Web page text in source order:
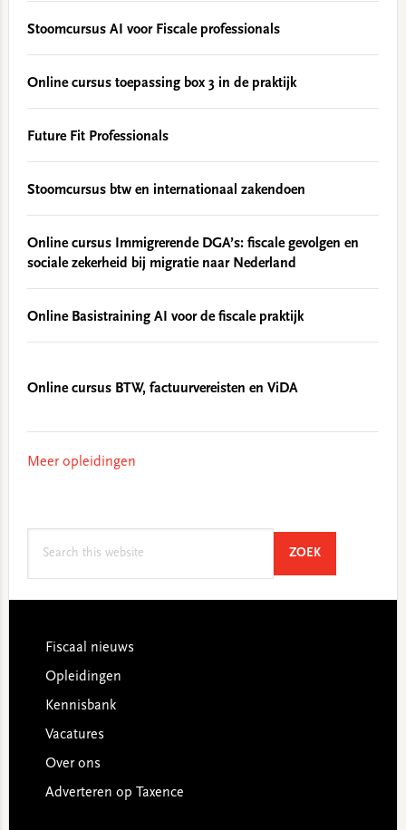
Stoomcursus AI voor Fiscale professionals
Online cursus toepassing box 3 in de praktijk
Future Fit Professionals
Stoomcursus btw en internationaal zakendoen
Online cursus Immigrerende DGA’s: fiscale gevolgen en
sociale zekerheid bij migratie naar Nederland
Online Basistraining AI voor de fiscale praktijk
Online cursus BTW, factuurvereisten en ViDA
Meer opleidingen
ZOEKSEARCH
Footer
Fiscaal nieuws
Opleidingen
Kennisbank
Vacatures
Over ons
Adverteren op Taxence